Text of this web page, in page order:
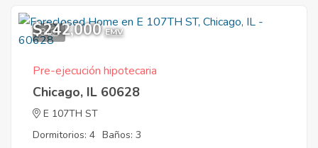
8
$242,000 EMV
Pre-ejecución hipotecaria
Chicago, IL 60628
E 107TH ST
Dormitorios: 4 Baños: 3